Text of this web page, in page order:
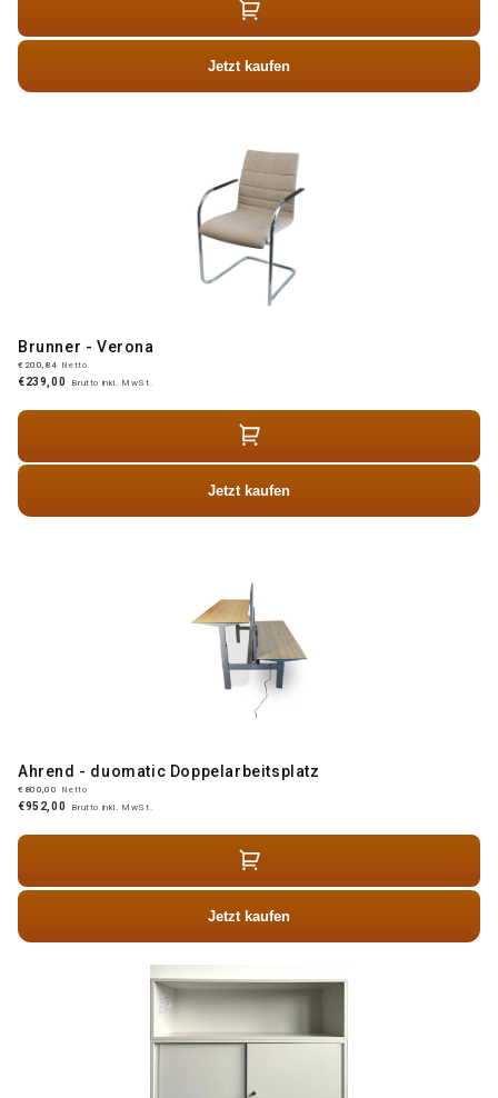
Jetzt kaufen
Brunner - Verona
€200,84 Netto
€239,00 Brutto inkl. MwSt.
Jetzt kaufen
Ahrend - duomatic Doppelarbeitsplatz
€800,00 Netto
€952,00 Brutto inkl. MwSt.
Jetzt kaufen